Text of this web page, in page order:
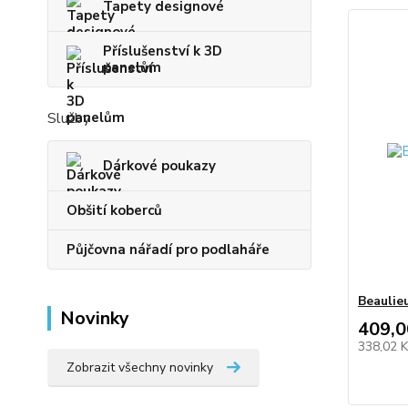
Tapety designové
Příslušenství k 3D
panelům
Služby
Dárkové poukazy
Obšití koberců
Půjčovna nářadí pro podlaháře
Novinky
Zobrazit všechny novinky
338,02